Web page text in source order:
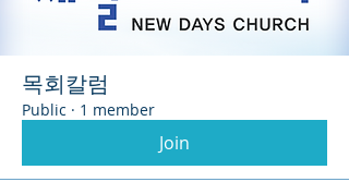
목회칼럼
Public · 1 member
Join